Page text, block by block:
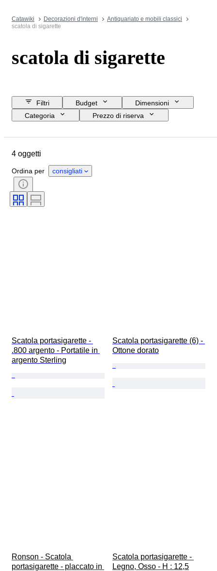
Catawiki Decorazioni d'interni
Antiquariato e mobili classici
scatola di sigarette
scatola di sigarette
Filtri Budget
Dimensioni
Categoria
Prezzo di riserva
Paese d’origine
Condizioni
Colore
Epoca
4 oggetti
Ordina per consigliati
Scatola portasigarette -
.800 argento - Portatile in
argento Sterling
Scatola portasigarette (6) -
Ottone dorato
Ronson - Scatola
portasigarette - placcato in
Scatola portasigarette -
Legno, Osso - H : 12,5